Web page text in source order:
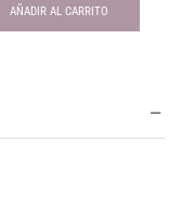
AÑADIR AL CARRITO